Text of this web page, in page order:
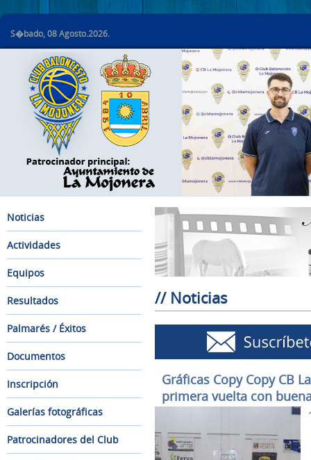
S�bado, 08 Agosto.2026.
Noticias
Actividades
Equipos
Resultados
Palmarés / Éxitos
Documentos
Inscripción
Galerías fotográficas
Patrocinadores del Club
// Noticias
Gráficas Copy Copy CB
primera vuelta con